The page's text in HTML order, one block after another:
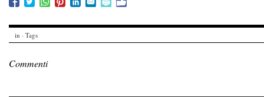
in · Tags
Commenti